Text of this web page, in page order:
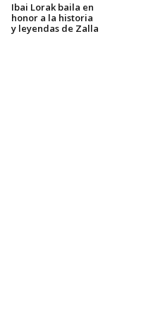
Ibai Lorak baila en
honor a la historia
y leyendas de Zalla